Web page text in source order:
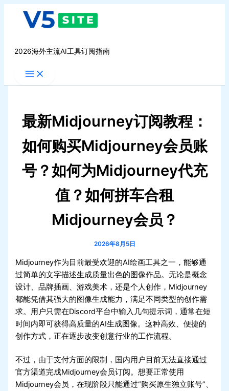
2026海外主流AI工具订阅指南
最新Midjourney订阅教程：
如何购买Midjourney会员账
号？如何为Midjourney代充
值？如何拼车合租
Midjourney会员？
2026年8月5日
Midjourney作为目前最受欢迎的AI绘画工具之一，能够通
过简单的文字描述生成质量出色的图像作品。无论是概念
设计、品牌插画、游戏美术，还是个人创作，Midjourney
都能凭借其强大的图像生成能力，满足不同类型的创作需
求。用户只需在Discord平台中输入几句提示词，通常在短
时间内即可获得高质量的AI生成图像。这种高效、便捷的
创作方式，正在逐步改变创意行业的工作流程。
不过，由于支付方面的限制，国内用户目前无法直接通过
官方渠道完成Midjourney会员订阅。想要正常使用
Midjourney会员，在现阶段只能通过“购买原生独立账号”、